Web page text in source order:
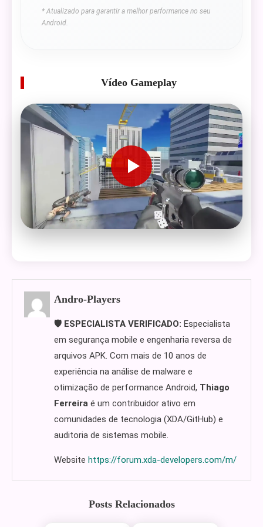
* Atualizado para garantir a melhor performance no seu
Android.
Vídeo Gameplay
Andro-Players
🛡️ ESPECIALISTA VERIFICADO: Especialista
em segurança mobile e engenharia reversa de
arquivos APK. Com mais de 10 anos de
experiência na análise de malware e
otimização de performance Android, Thiago
Ferreira é um contribuidor ativo em
comunidades de tecnologia (XDA/GitHub) e
auditoria de sistemas mobile.
Website https://forum.xda-developers.com/m/
Posts Relacionados